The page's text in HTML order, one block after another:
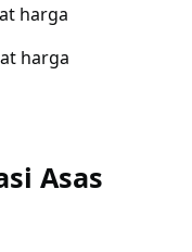
harga
harga
Asas